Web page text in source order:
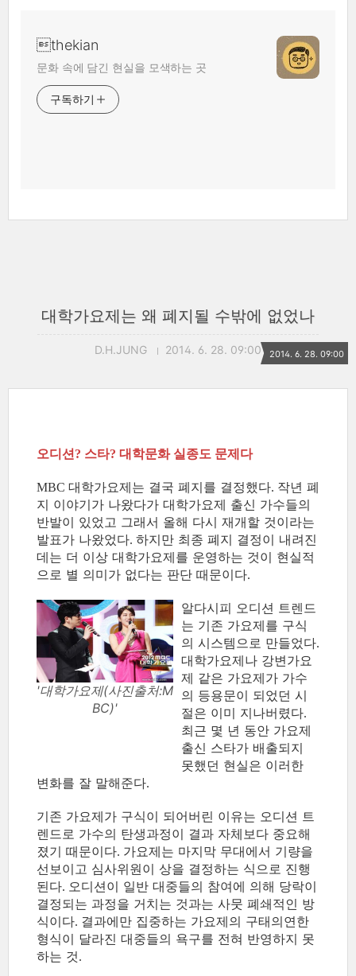
thekian
문화 속에 담긴 현실을 모색하는 곳
구독하기
대학가요제는 왜 폐지될 수밖에 없었나
D.H.JUNG 2014. 6. 28. 09:00 2014. 6. 28. 09:00
오디션? 스타? 대학문화 실종도 문제다
MBC 대학가요제는 결국 폐지를 결정했다. 작년 폐
지 이야기가 나왔다가 대학가요제 출신 가수들의
반발이 있었고 그래서 올해 다시 재개할 것이라는
발표가 나왔었다. 하지만 최종 폐지 결정이 내려진
데는 더 이상 대학가요제를 운영하는 것이 현실적
으로 별 의미가 없다는 판단 때문이다.
'대학가요제(사진출처:M
BC)'
알다시피 오디션 트렌드
는 기존 가요제를 구식
의 시스템으로 만들었다.
대학가요제나 강변가요
제 같은 가요제가 가수
의 등용문이 되었던 시
절은 이미 지나버렸다.
최근 몇 년 동안 가요제
출신 스타가 배출되지
못했던 현실은 이러한
변화를 잘 말해준다.
기존 가요제가 구식이 되어버린 이유는 오디션 트
렌드로 가수의 탄생과정이 결과 자체보다 중요해
졌기 때문이다. 가요제는 마지막 무대에서 기량을
선보이고 심사위원이 상을 결정하는 식으로 진행
된다. 오디션이 일반 대중들의 참여에 의해 당락이
결정되는 과정을 거치는 것과는 사뭇 폐쇄적인 방
식이다. 결과에만 집중하는 가요제의 구태의연한
형식이 달라진 대중들의 욕구를 전혀 반영하지 못
하는 것.